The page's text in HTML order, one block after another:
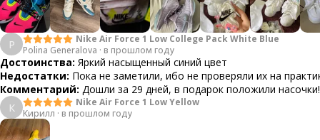
P
Nike Air Force 1 Low College Pack White Blue
Polina Generalova · в прошлом году
Достоинства: Яркий насыщенный синий цвет
Недостатки: Пока не заметили, ибо не проверяли их на
Комментарий: Дошли за 29 дней, в подарок положили насочки!
К
Nike Air Force 1 Low Yellow
Кирилл · в прошлом году